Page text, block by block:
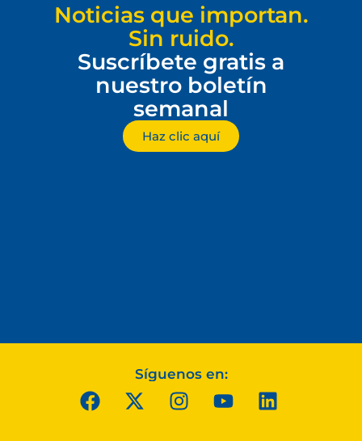
Noticias que importan.
Sin ruido.
Suscríbete gratis a
nuestro boletín
semanal
Haz clic aquí
Síguenos en: